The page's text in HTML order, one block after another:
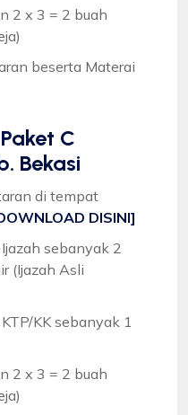
2 x 3 = 2 buah
beserta Materai
C
Bekasi
di tempat
DISINI]
sebanyak 2
(Ijazah Asli
KK sebanyak 1
2 x 3 = 2 buah